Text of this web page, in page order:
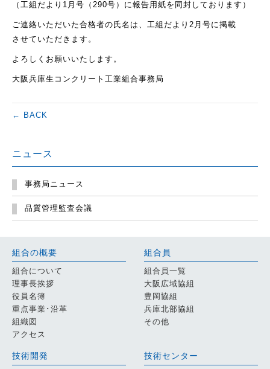
（工組だより1月号（290号）に報告用紙を同封しております）
ご連絡いただいた合格者の氏名は、工組だより2月号に掲載
させていただきます。
よろしくお願いいたします。
大阪兵庫生コンクリート工業組合事務局
← BACK
ニュース
事務局ニュース
品質管理監査会議
組合の概要
組合について
理事長挨拶
役員名簿
重点事業･沿革
組織図
アクセス
組合員
組合員一覧
大阪広域協組
豊岡協組
兵庫北部協組
その他
技術開発 技術センター